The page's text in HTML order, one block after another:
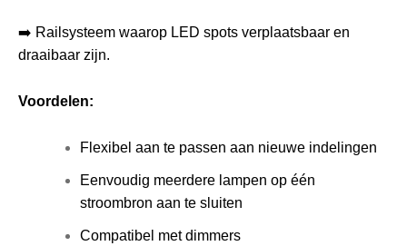
➡️ Railsysteem waarop LED spots verplaatsbaar en
draaibaar zijn.
Voordelen:
Flexibel aan te passen aan nieuwe indelingen
Eenvoudig meerdere lampen op één
stroombron aan te sluiten
Compatibel met dimmers